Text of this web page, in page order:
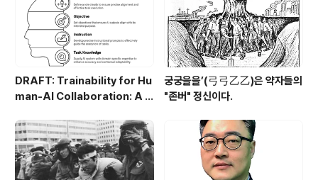
DRAFT: Trainability for Hu
man-AI Collaboration: A C
ROIT (Role, Objective, Inst
ruction, Task Knowledge)
궁궁을을’(弓弓乙乙)은 약자들의
"존버" 정신이다.